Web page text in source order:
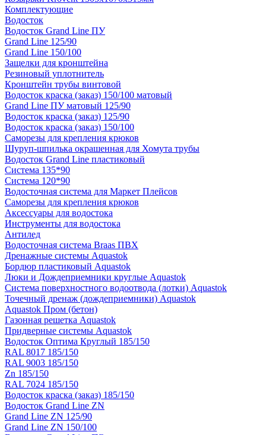
Комплектующие
Водосток
Водосток Grand Line ПУ
Grand Line 125/90
Grand Line 150/100
Защелки для кронштейна
Резиновый уплотнитель
Кронштейн трубы винтовой
Водосток краска (заказ) 150/100 матовый
Grand Line ПУ матовый 125/90
Водосток краска (заказ) 125/90
Водосток краска (заказ) 150/100
Саморезы для крепления крюков
Шуруп-шпилька окрашенная для Хомута трубы
Водосток Grand Line пластиковый
Система 135*90
Система 120*90
Водосточная система для Маркет Плейсов
Саморезы для крепления крюков
Аксессуары для водостока
Инструменты для водостока
Антилед
Водосточная система Braas ПВХ
Дренажные системы Aquastok
Бордюр пластиковый Aquastok
Люки и Дождеприемники круглые Aquastok
Система поверхностного водоотвода (лотки) Aquastok
Точечный дренаж (дождеприемники) Aquastok
Aquastok Пром (бетон)
Газонная решетка Aquastok
Придверные системы Aquastok
Водосток Оптима Круглый 185/150
RAL 8017 185/150
RAL 9003 185/150
Zn 185/150
RAL 7024 185/150
Водосток краска (заказ) 185/150
Водосток Grand Line ZN
Grand Line ZN 125/90
Grand Line ZN 150/100